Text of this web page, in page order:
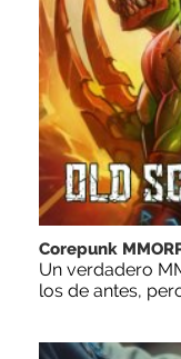
Corepunk
Un verdadero
los de antes,